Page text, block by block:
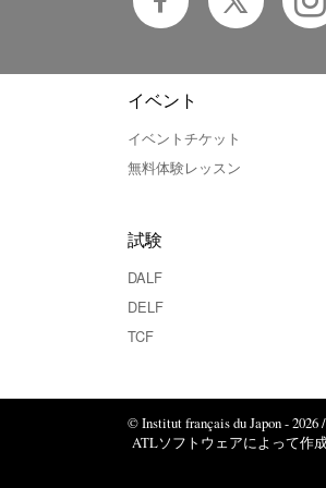
イベント
イベントチケット
無料体験レッスン
試験
DALF
DELF
TCF
© Institut français du Japon -
ATLソフトウェアによって作